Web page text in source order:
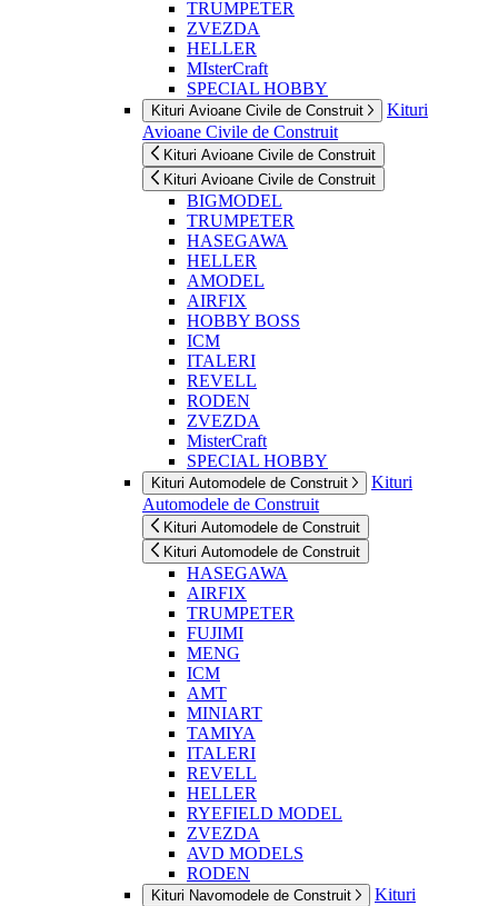
TRUMPETER
ZVEZDA
HELLER
MIsterCraft
SPECIAL HOBBY
Kituri Avioane Civile de Construit
Kituri
Avioane Civile de Construit
Kituri Avioane Civile de Construit
Kituri Avioane Civile de Construit
BIGMODEL
TRUMPETER
HASEGAWA
HELLER
AMODEL
AIRFIX
HOBBY BOSS
ICM
ITALERI
REVELL
RODEN
ZVEZDA
MisterCraft
SPECIAL HOBBY
Kituri Automodele de Construit
Kituri
Automodele de Construit
Kituri Automodele de Construit
Kituri Automodele de Construit
HASEGAWA
AIRFIX
TRUMPETER
FUJIMI
MENG
ICM
AMT
MINIART
TAMIYA
ITALERI
REVELL
HELLER
RYEFIELD MODEL
ZVEZDA
AVD MODELS
RODEN
Kituri Navomodele de Construit
Kituri